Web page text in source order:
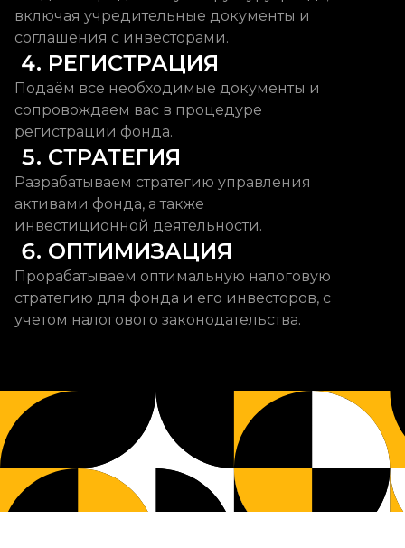
включая учредительные документы и
соглашения с инвесторами.
4. РЕГИСТРАЦИЯ
Подаём все необходимые документы и
сопровождаем вас в процедуре
регистрации фонда.
5. СТРАТЕГИЯ
Разрабатываем стратегию управления
активами фонда, а также
инвестиционной деятельности.
6. ОПТИМИЗАЦИЯ
Прорабатываем оптимальную налоговую
стратегию для фонда и его инвесторов, с
учетом налогового законодательства.